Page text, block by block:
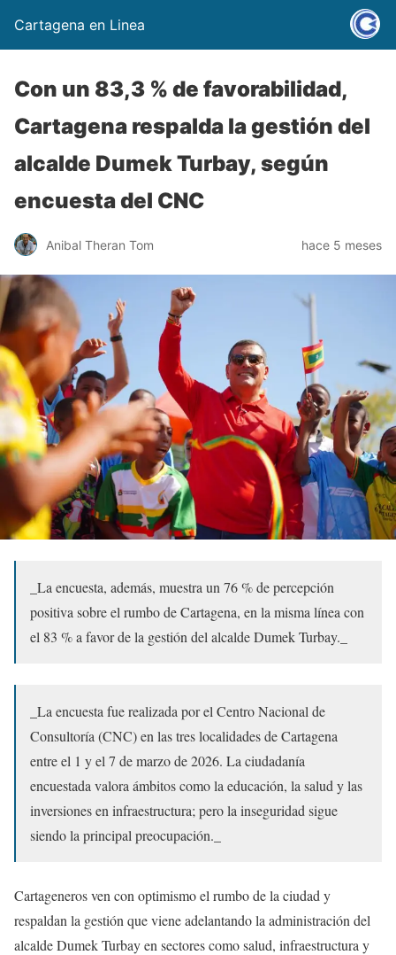
Cartagena en Linea
Con un 83,3 % de favorabilidad,
Cartagena respalda la gestión del
alcalde Dumek Turbay, según
encuesta del CNC
Anibal Theran Tom hace 5 meses
_La encuesta, además, muestra un 76 % de percepción
positiva sobre el rumbo de Cartagena, en la misma línea con
el 83 % a favor de la gestión del alcalde Dumek Turbay._
_La encuesta fue realizada por el Centro Nacional de
Consultoría (CNC) en las tres localidades de Cartagena
entre el 1 y el 7 de marzo de 2026. La ciudadanía
encuestada valora ámbitos como la educación, la salud y las
inversiones en infraestructura; pero la inseguridad sigue
siendo la principal preocupación._
Cartageneros ven con optimismo el rumbo de la ciudad y
respaldan la gestión que viene adelantando la administración del
alcalde Dumek Turbay en sectores como salud, infraestructura y